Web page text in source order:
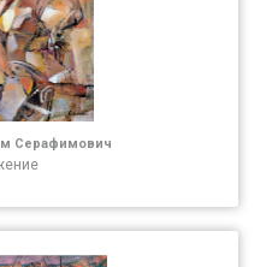
Серафимович